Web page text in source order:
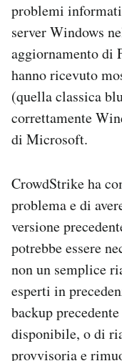
problemi
server Windows
aggiornamento di
hanno ricevuto
(quella classica
correttamente
di Microsoft.
CrowdStrike ha
problema e di
versione
potrebbe essere
non un semplice
esperti in
backup
disponibile, o di
provvisoria e